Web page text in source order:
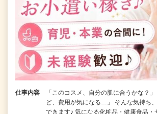
仕事内容
「このコスメ、自分の肌に合うかな？
ど、費用が気になる…」 そんな気持ち
できます♪ 気になる化粧品・健康食品